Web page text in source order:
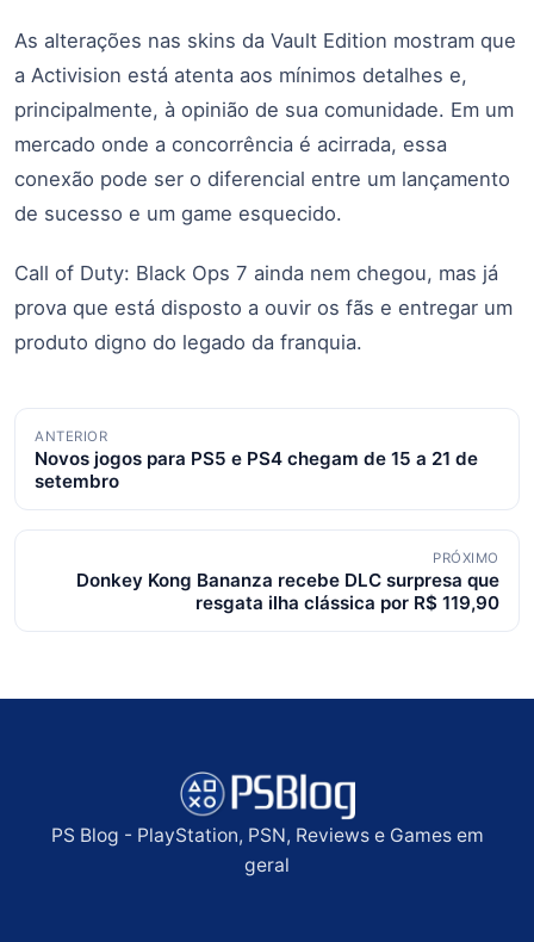
As alterações nas skins da Vault Edition mostram que
a Activision está atenta aos mínimos detalhes e,
principalmente, à opinião de sua comunidade. Em um
mercado onde a concorrência é acirrada, essa
conexão pode ser o diferencial entre um lançamento
de sucesso e um game esquecido.
Call of Duty: Black Ops 7 ainda nem chegou, mas já
prova que está disposto a ouvir os fãs e entregar um
produto digno do legado da franquia.
Navegação
de
posts
ANTERIOR
Novos jogos para PS5 e PS4 chegam de 15 a 21 de
setembro
PRÓXIMO
Donkey Kong Bananza recebe DLC surpresa que
resgata ilha clássica por R$ 119,90
PS Blog - PlayStation, PSN, Reviews e Games em
geral